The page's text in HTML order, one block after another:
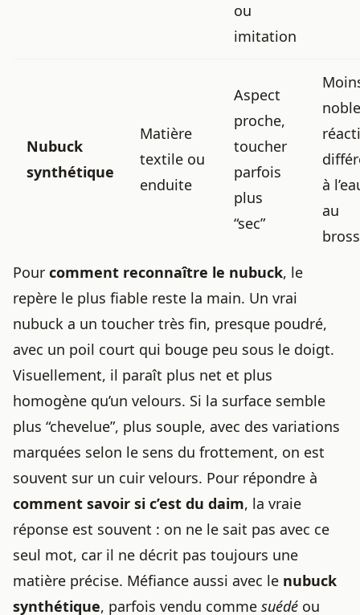
ou
imitation
Nubuck
synthétique
Matière
textile ou
enduite
Aspect
proche,
toucher
parfois
plus
“sec”
à
au
Pour comment reconnaître le nubuck, le
repère le plus fiable reste la main. Un vrai
nubuck a un toucher très fin, presque poudré,
avec un poil court qui bouge peu sous le doigt.
Visuellement, il paraît plus net et plus
homogène qu’un velours. Si la surface semble
plus “chevelue”, plus souple, avec des variations
marquées selon le sens du frottement, on est
souvent sur un cuir velours. Pour répondre à
comment savoir si c’est du daim, la vraie
réponse est souvent : on ne le sait pas avec ce
seul mot, car il ne décrit pas toujours une
matière précise. Méfiance aussi avec le nubuck
synthétique, parfois vendu comme suédé ou